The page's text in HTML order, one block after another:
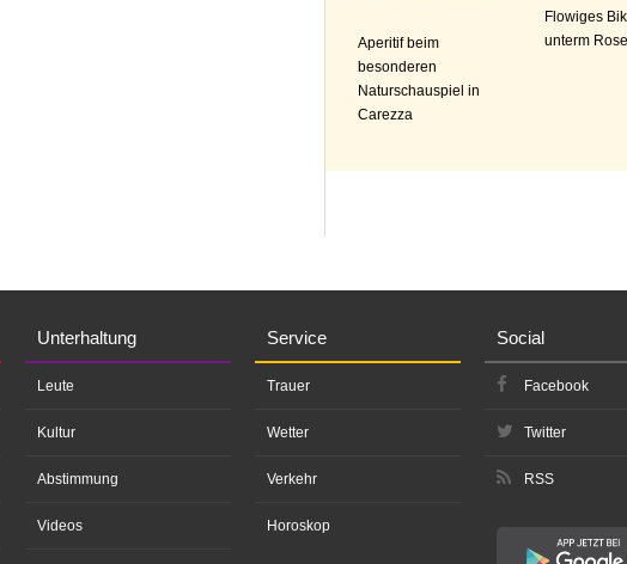
Aperitif beim
besonderen
Naturschauspiel in
Carezza
Flowiges
unterm
Unterhaltung
Leute
Kultur
Abstimmung
Videos
Service
Trauer
Wetter
Verkehr
Horoskop
Social
Facebook
Twitter
RSS